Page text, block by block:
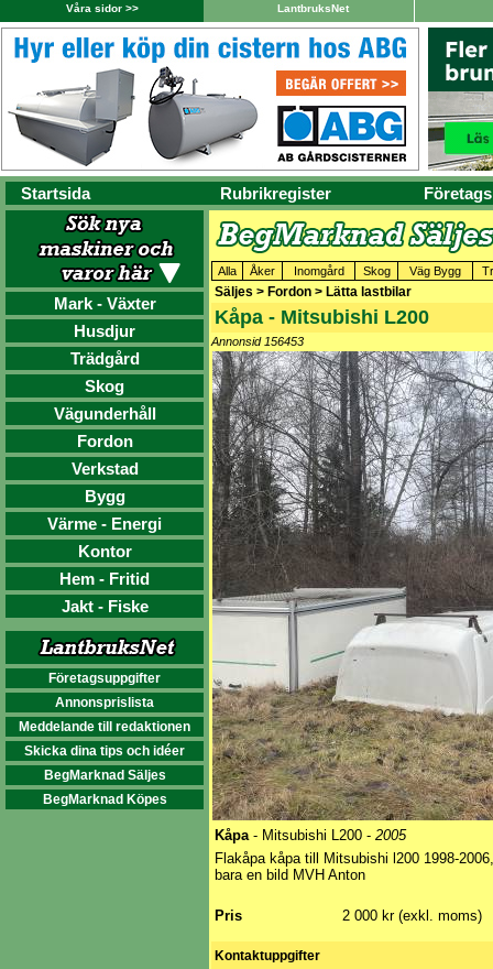
Våra sidor >> LantbruksNet
Startsida Rubrikregister
Mark - Växter
Husdjur
Trädgård
Skog
Vägunderhåll
Fordon
Verkstad
Bygg
Värme - Energi
Kontor
Hem - Fritid
Jakt - Fiske
Företagsuppgifter
Annonsprislista
Meddelande till redaktionen
Skicka dina tips och idéer
BegMarknad Säljes
BegMarknad Köpes
Alla Åker Inomgård Skog Väg Bygg
Säljes > Fordon > Lätta lastbilar
Kåpa - Mitsubishi L200
Annonsid 156453
Kåpa- Mitsubishi L200 - 2005
Flakåpa kåpa till Mitsubishi l200 1998-
bara en bild MVH Anton
Pris 2 000 kr (exkl. moms)
Kontaktuppgifter